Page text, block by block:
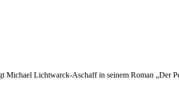
Michael Lichtwarck-Aschaff in seinem Roman „Der